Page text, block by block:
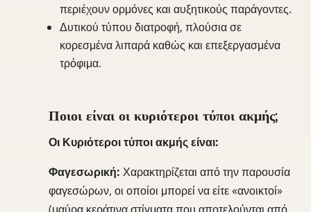
περιέχουν ορμόνες και αυξητικούς παράγοντες.
Δυτικού τύπου διατροφή, πλούσια σε
κορεσμένα λιπαρά καθώς και επεξεργασμένα
τρόφιμα.
Ποιοι είναι οι κυριότεροι τύποι ακμής;
Οι Κυριότεροι τύποι ακμής είναι:
Φαγεσωρική: Χαρακτηρίζεται από την παρουσία
φαγεσώρων, οι οποίοι μπορεί να είτε «ανοικτοί»
(μαύρα κεράτινα στίγματα που αποτελούνται από